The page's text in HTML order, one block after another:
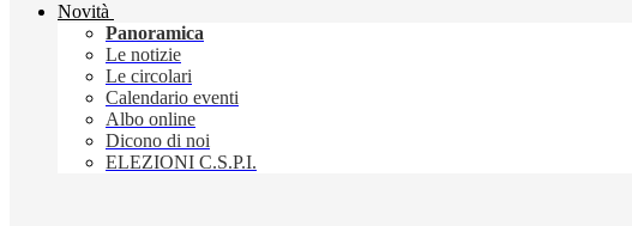
Novità
Panoramica
Le notizie
Le circolari
Calendario eventi
Albo online
Dicono di noi
ELEZIONI C.S.P.I.